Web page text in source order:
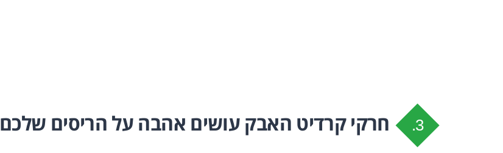
3. חרקי קרדיט האבק עושים אהבה על הריסים שלכם